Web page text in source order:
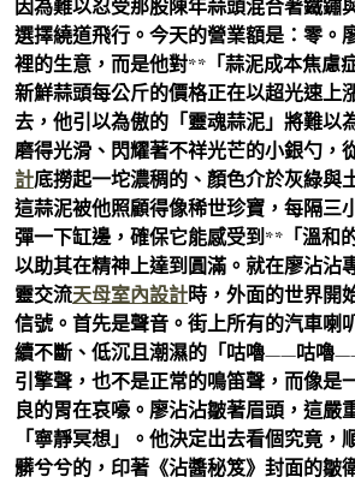
因為難以忍受那股陳年蒜頭混合著鐵鏽
選擇繞道飛行。今天的營業額是：零。
裡的生意，而是他對**「蒜泥成本焦慮
新鮮蒜頭每公斤的價格正在以超光速上
去，他引以為傲的「靈魂蒜泥」將難以
磨得光滑、閃耀著不祥光芒的小銀勺，
計底撈起一坨濃稠的、顏色介於灰綠與
這蒜泥被他照顧得像稀世珍寶，每隔三
彈一下缸邊，確保它能感受到**「溫和
以助其在精神上達到圓滿。就在廖沾沾
靈交流天母室內設計時，外面的世界開
信號。首先是聲音。街上所有的汽車喇
續不斷、低沉且潮濕的「咕嚕——咕嚕
引擎聲，也不是正常的鳴笛聲，而像是
良的胃在哀嚎。廖沾沾皺著眉頭，這嚴
「寧靜冥想」。他決定出去看個究竟，
髒兮兮的，印著《沾醬秘笈》封面的皺